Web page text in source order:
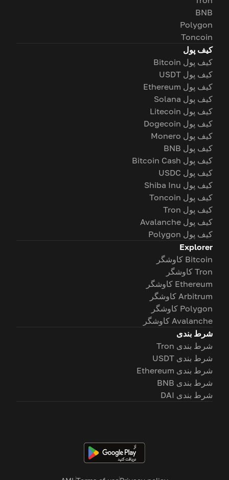
BNB
Polygon
Toncoin
کیف پول
کیف پول Bitcoin
کیف پول USDT
کیف پول Ethereum
کیف پول Solana
کیف پول Litecoin
کیف پول Dogecoin
کیف پول Monero
کیف پول BNB
کیف پول Bitcoin Cash
کیف پول USDC
کیف پول Shiba Inu
کیف پول Toncoin
کیف پول Tron
کیف پول Avalanche
کیف پول Polygon
Explorer
Bitcoin کاوشگر
Tron کاوشگر
Ethereum کاوشگر
Arbitrum کاوشگر
Polygon کاوشگر
Avalanche کاوشگر
شرط بندی
شرط بندی Tron
شرط بندی USDT
شرط بندی Ethereum
شرط بندی BNB
شرط بندی DAI